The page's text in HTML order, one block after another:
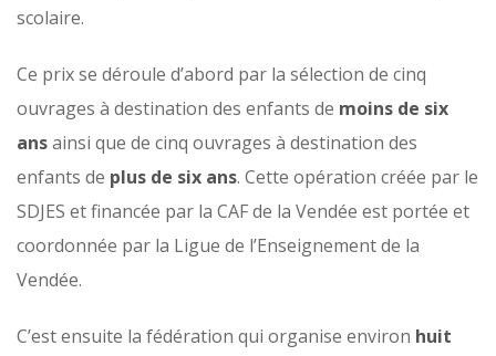
scolaire.
Ce prix se déroule d’abord par la sélection de cinq
ouvrages à destination des enfants de moins de six
ansainsi que de cinq ouvrages à destination des
enfants de plus de six ans. Cette opération créée par le
SDJES et financée par la CAF de la Vendée est portée et
coordonnée par la Ligue de l’Enseignement de la
Vendée.
C’est ensuite la fédération qui organise environ huit